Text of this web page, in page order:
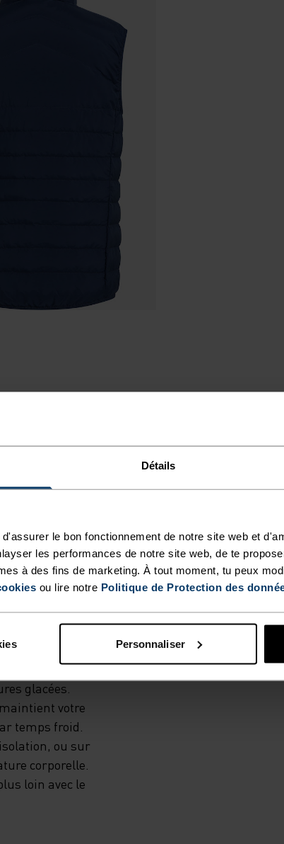
Détails
le bon fonctionnement de notre site web et
les performances de notre site web, de te
à des fins de marketing. À tout moment, tu peux
ou lire notre Politique de Protection des
Personnaliser
ET
LA
le gilet léger
polyvalent et
coupe-vent
une
glacées.
votre
temps froid.
ou sur
corporelle.
loin avec le